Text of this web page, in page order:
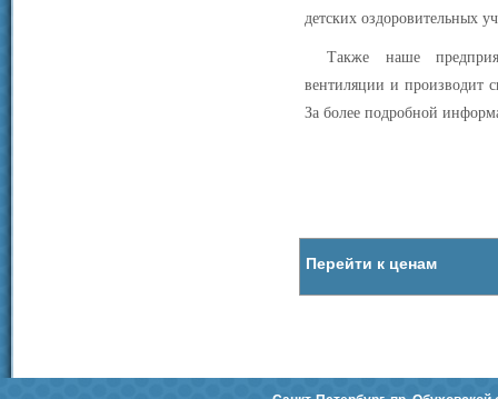
детских оздоровительных
Также наше
вентиляции и производит
За более подробной
Перейти к ценам